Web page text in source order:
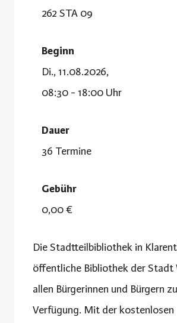
262 STA 09
Beginn
Di., 11.08.2026,
08:30 - 18:00 Uhr
Dauer
36 Termine
Gebühr
0,00 €
Die Stadtteilbibliothek in
öffentliche Bibliothek der Stadt
allen Bürgerinnen und Bürgern
Verfügung. Mit der kostenlosen